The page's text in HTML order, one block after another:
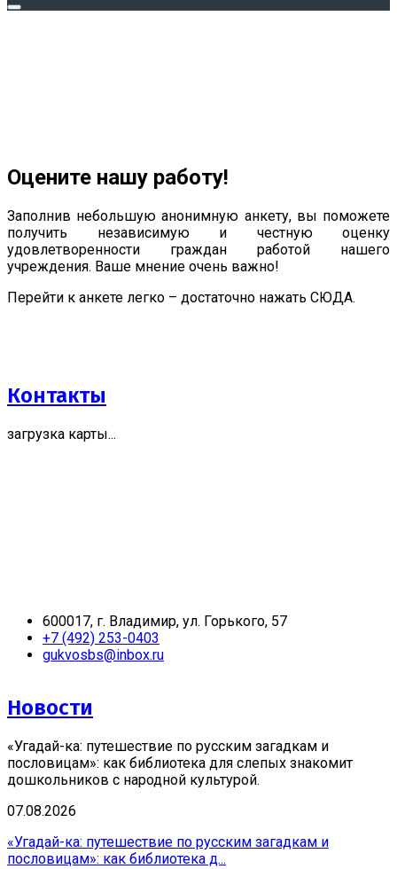
Оцените нашу работу!
Заполнив небольшую анонимную анкету, вы поможете
получить независимую и честную оценку
удовлетворенности граждан работой нашего
учреждения. Ваше мнение очень важно!
Перейти к анкете легко – достаточно нажать СЮДА.
Контакты
загрузка карты...
600017, г. Владимир, ул. Горького, 57
+7 (492) 253-0403
gukvosbs@inbox.ru
Новости
«Угадай-ка: путешествие по русским загадкам и
пословицам»: как библиотека для слепых знакомит
дошкольников с народной культурой.
07.08.2026
«Угадай-ка: путешествие по русским загадкам и
пословицам»: как библиотека д...